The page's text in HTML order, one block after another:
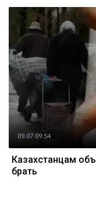
09.07 09:54
Казахстанцам
брать